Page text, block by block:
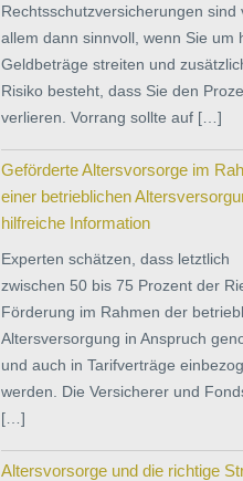
Rechtsschutzversicherungen sind
allem dann sinnvoll, wenn Sie um
Geldbeträge streiten und
Risiko besteht, dass Sie den
verlieren. Vorrang sollte auf […]
Geförderte Altersvorsorge im
einer betrieblichen
hilfreiche Information
Experten schätzen, dass letztlich
zwischen 50 bis 75 Prozent der
Förderung im Rahmen der
Altersversorgung in Anspruch
und auch in Tarifverträge
werden. Die Versicherer und
[…]
Altersvorsorge und die richtige